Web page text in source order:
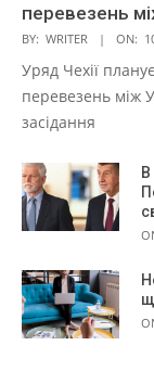
перевезень
BY: WRITER ON:
Уряд Чехії
перевезень між
засідання